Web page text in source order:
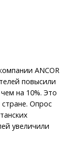
ANCOR
повысили
на 10%. Это
Опрос
увеличили